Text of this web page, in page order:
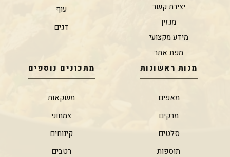
יצירת קשר
מגזין
מידע מקצועי
מפת אתר
עוף
דגים
מנות ראשונות
מאפים
מרקים
סלטים
תוספות
מתכונים נוספים
משקאות
צמחוני
קינוחים
רטבים